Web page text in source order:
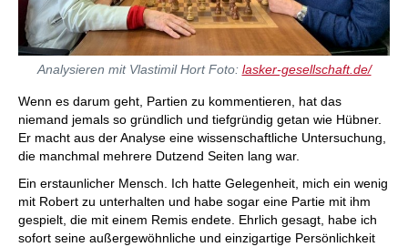
Analysieren mit Vlastimil Hort Foto: lasker-gesellschaft.de/
Wenn es darum geht, Partien zu kommentieren, hat das
niemand jemals so gründlich und tiefgründig getan wie Hübner.
Er macht aus der Analyse eine wissenschaftliche Untersuchung,
die manchmal mehrere Dutzend Seiten lang war.
Ein erstaunlicher Mensch. Ich hatte Gelegenheit, mich ein wenig
mit Robert zu unterhalten und habe sogar eine Partie mit ihm
gespielt, die mit einem Remis endete. Ehrlich gesagt, habe ich
sofort seine außergewöhnliche und einzigartige Persönlichkeit